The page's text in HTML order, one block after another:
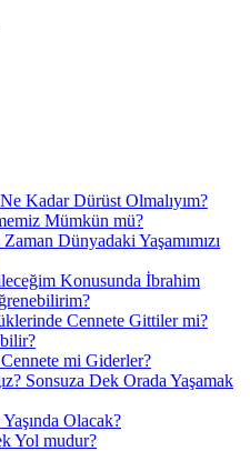
Kadar Dürüst Olmalıyım?
Mümkün mü?
Dünyadaki Yaşamımızı
Konusunda İbrahim
Cennete Gittiler mi?
mi Giderler?
Sonsuza Dek Orada Yaşamak
Olacak?
Yol mudur?